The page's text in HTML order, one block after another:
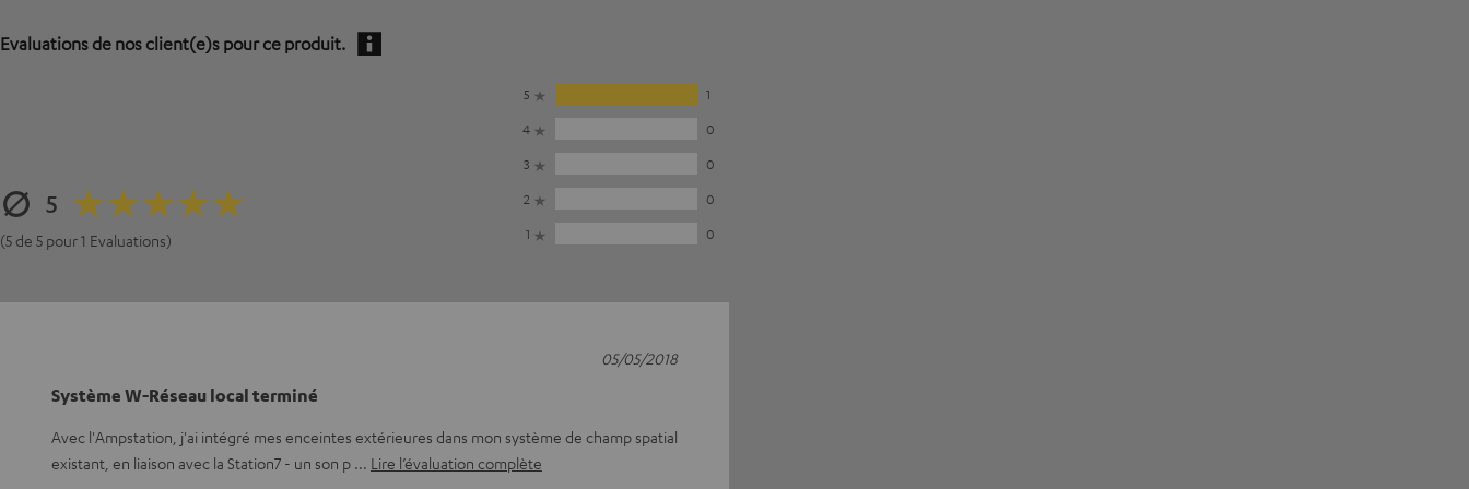
Evaluations de nos client(e)s pour ce produit.
5
(5 de 5 pour 1 Evaluations)
5
1
4
0
3
0
2
0
1
0
Système W-Réseau local terminé
Avec l'Ampstation, j'ai intégré mes enceintes extérieures dans mon système de champ spatial
existant, en liaison avec la Station7 - un son p
Lire l’évaluation complète
05/05/2018